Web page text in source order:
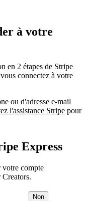
à votre
en 2 étapes de Stripe
connectez à votre
ou d'adresse e-mail
l'assistance Stripe pour
Express
votre compte
Non